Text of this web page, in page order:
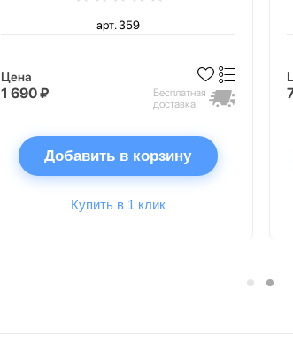
арт. 359
Цена
1 690 ₽
Бесплатная
доставка
Добавить в корзину
Купить в 1 клик